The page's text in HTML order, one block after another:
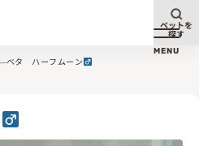
メニ
MENU
ペットを
探す
ベタ ハーフムーン